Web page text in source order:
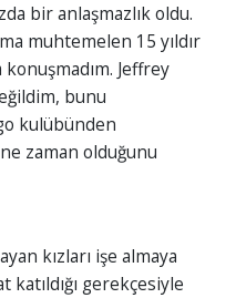
bir anlaşmazlık oldu.
muhtemelen 15 yıldır
Jeffrey
bunu
kulübünden
zaman olduğunu
kızları işe almaya
gerekçesiyle